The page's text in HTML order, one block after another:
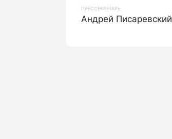
ПРЕССЕКРЕТАРЬ
Андрей Писаревский